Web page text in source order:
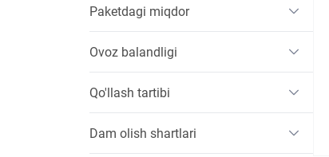
Paketdagi miqdor
Ovoz balandligi
Qo'llash tartibi
Dam olish shartlari